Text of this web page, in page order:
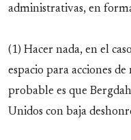
administrativas, en
(1) Hacer nada, en el
espacio para acciones
probable es que
Unidos con baja